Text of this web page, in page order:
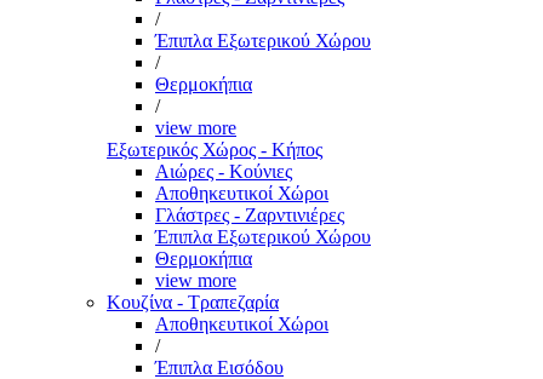
/
Έπιπλα Εξωτερικού Χώρου
/
Θερμοκήπια
/
view more
Εξωτερικός Χώρος - Κήπος
Αιώρες - Κούνιες
Αποθηκευτικοί Χώροι
Γλάστρες - Ζαρντινιέρες
Έπιπλα Εξωτερικού Χώρου
Θερμοκήπια
view more
Κουζίνα - Τραπεζαρία
Αποθηκευτικοί Χώροι
/
Έπιπλα Εισόδου